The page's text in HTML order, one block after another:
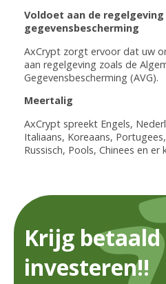
Voldoet aan de
gegevensbescherming
AxCrypt zorgt ervoor dat uw
aan regelgeving zoals de
Gegevensbescherming (AVG).
Meertalig
AxCrypt spreekt Engels,
Italiaans, Koreaans,
Russisch, Pools, Chinees en
Krijg
investeren!!